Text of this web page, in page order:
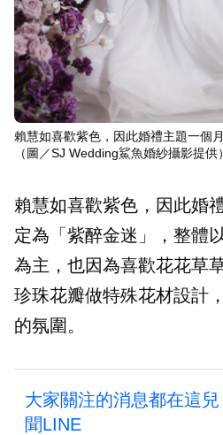
賴慧如喜歡紫色，因此婚禮主題一個
（圖／SJ Wedding鯊魚婚紗攝影提供）
賴慧如喜歡紫色，因此婚
定為「紫醉金迷」，整體
為主，也因為喜歡花花草
珍珠花瓣做特殊花材設計
的氛圍。
大家關注的消息都在這
聞LINE